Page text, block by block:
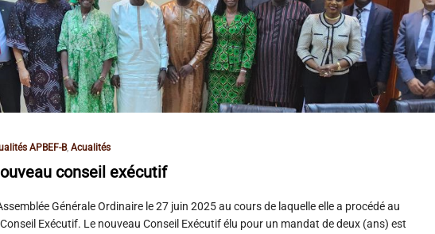
APBEF-B, Acualités
conseil exécutif
Générale Ordinaire le 27 juin 2025 au cours de laquelle elle a procédé au
Exécutif. Le nouveau Conseil Exécutif élu pour un mandat de deux (ans) est